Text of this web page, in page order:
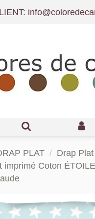
PLAT
Drap
imprimé Coton